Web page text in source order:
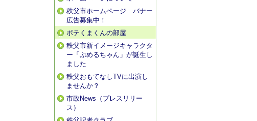
秩父市ホームページ バナー
広告募集中！
ポテくまくんの部屋
秩父市新イメージキャラクタ
ー「ぷめるちゃん」が誕生し
ました
秩父おもてなしTVに出演し
ませんか？
市政News（プレスリリー
ス）